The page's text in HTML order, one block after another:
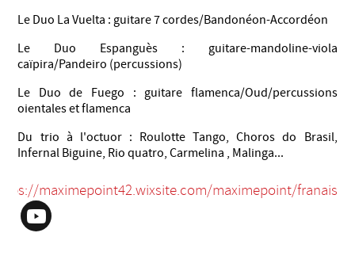
Le Duo La Vuelta : guitare 7 cordes/Bandonéon-Accordéon
Le Duo Espanguès : guitare-mandoline-viola
caïpira/Pandeiro (percussions)
Le Duo de Fuego : guitare flamenca/Oud/percussions
oientales et flamenca
Du trio à l'octuor : Roulotte Tango, Choros do Brasil,
Infernal Biguine, Rio quatro, Carmelina , Malinga...
maximepoint42.wixsite.com/maximepoint/franais